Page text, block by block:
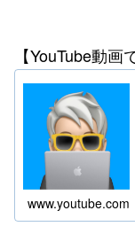
【YouTube動画
www.youtube.com